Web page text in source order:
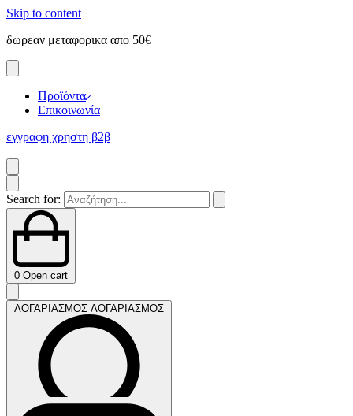
Skip to content
δωρεαν μεταφορικα απο 50€
Προϊόντα
Επικοινωνία
εγγραφη χρηστη β2β
Search for:
0 Open cart
ΛΟΓΑΡΙΑΣΜΟΣ ΛΟΓΑΡΙΑΣΜΟΣ